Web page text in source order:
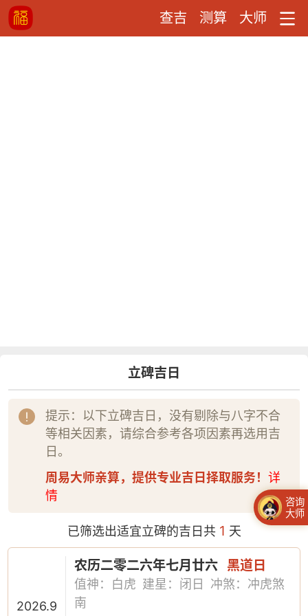
查吉 测算 大师
立碑吉日
提示：以下立碑吉日，没有剔除与八字不合
等相关因素，请综合参考各项因素再选用吉
日。
周易大师亲算，提供专业吉日择取服务！ 详
情
已筛选出适宜立碑的吉日共1 天
2026.9
农历二零二六年七月廿六 黑道日
值神：白虎 建星：闭日
冲煞：冲虎煞
南
咨询
大师